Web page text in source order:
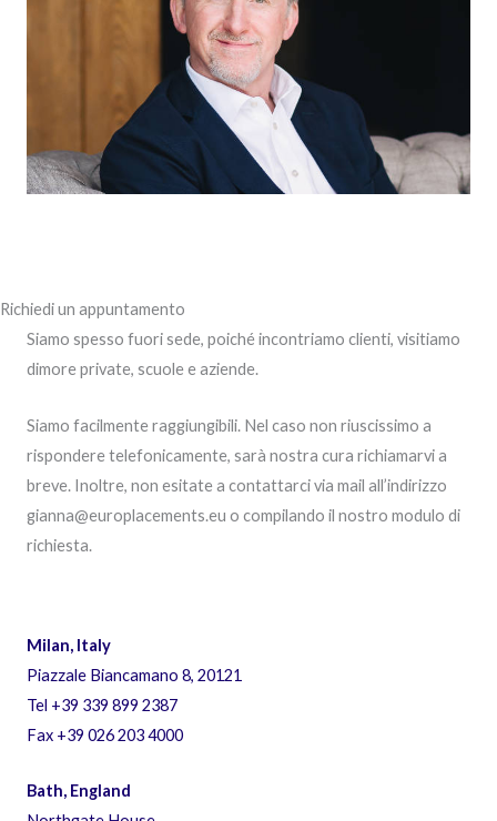
Richiedi un appuntamento
Siamo spesso fuori sede, poiché incontriamo clienti, visitiamo
dimore private, scuole e aziende.
Siamo facilmente raggiungibili. Nel caso non riuscissimo a
rispondere telefonicamente, sarà nostra cura richiamarvi a
breve. Inoltre, non esitate a contattarci via mail all’indirizzo
gianna@europlacements.eu o compilando il nostro modulo di
richiesta.
Milan, Italy
Piazzale Biancamano 8, 20121
Tel +39 339 899 2387
Fax +39 026 203 4000
Bath, England